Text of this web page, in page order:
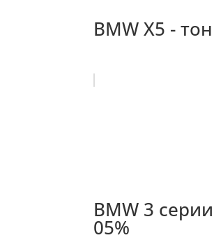
BMW X5 -
BMW 3
05%